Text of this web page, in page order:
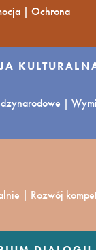
| Ochrona
|
| Rozwój